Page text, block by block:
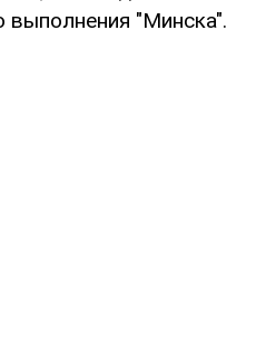
выполнения "Минска".